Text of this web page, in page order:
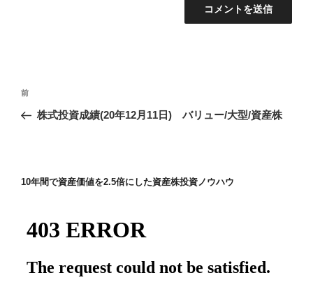
投
ナ
ー
ョ
ン
前
の
前
株式投資成績(20年12月11日) バリュー/大型/資産株
10年間で資産価値を2.5倍にした資産株投資ノウハウ